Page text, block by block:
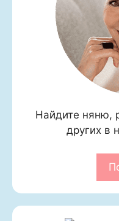
Найдите няню,
других в